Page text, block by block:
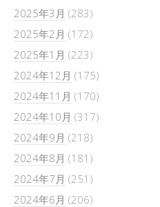
2025年3月 (283)
2025年2月 (172)
2025年1月 (223)
2024年12月 (175)
2024年11月 (170)
2024年10月 (317)
2024年9月 (218)
2024年8月 (181)
2024年7月 (251)
2024年6月 (206)